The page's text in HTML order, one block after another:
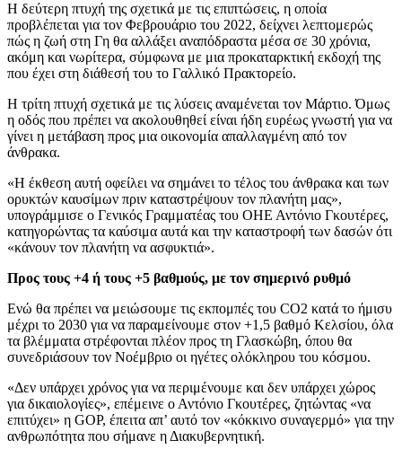
Η δεύτερη πτυχή της σχετικά με τις επιπτώσεις, η οποία
προβλέπεται για τον Φεβρουάριο του 2022, δείχνει λεπτομερώς
πώς η ζωή στη Γη θα αλλάξει αναπόδραστα μέσα σε 30 χρόνια,
ακόμη και νωρίτερα, σύμφωνα με μια προκαταρκτική εκδοχή της
που έχει στη διάθεσή του το Γαλλικό Πρακτορείο.
Η τρίτη πτυχή σχετικά με τις λύσεις αναμένεται τον Μάρτιο. Όμως
η οδός που πρέπει να ακολουθηθεί είναι ήδη ευρέως γνωστή για να
γίνει η μετάβαση προς μια οικονομία απαλλαγμένη από τον
άνθρακα.
«Η έκθεση αυτή οφείλει να σημάνει το τέλος του άνθρακα και των
ορυκτών καυσίμων πριν καταστρέψουν τον πλανήτη μας»,
υπογράμμισε ο Γενικός Γραμματέας του ΟΗΕ Αντόνιο Γκουτέρες,
κατηγορώντας τα καύσιμα αυτά και την καταστροφή των δασών ότι
«κάνουν τον πλανήτη να ασφυκτιά».
Προς τους +4 ή τους +5 βαθμούς, με τον σημερινό ρυθμό
Ενώ θα πρέπει να μειώσουμε τις εκπομπές του CO2 κατά το ήμισυ
μέχρι το 2030 για να παραμείνουμε στον +1,5 βαθμό Κελσίου, όλα
τα βλέμματα στρέφονται πλέον προς τη Γλασκώβη, όπου θα
συνεδριάσουν τον Νοέμβριο οι ηγέτες ολόκληρου του κόσμου.
«Δεν υπάρχει χρόνος για να περιμένουμε και δεν υπάρχει χώρος
για δικαιολογίες», επέμεινε ο Αντόνιο Γκουτέρες, ζητώντας «να
επιτύχει» η GOP, έπειτα απ’ αυτό τον «κόκκινο συναγερμό» για την
ανθρωπότητα που σήμανε η Διακυβερνητική.